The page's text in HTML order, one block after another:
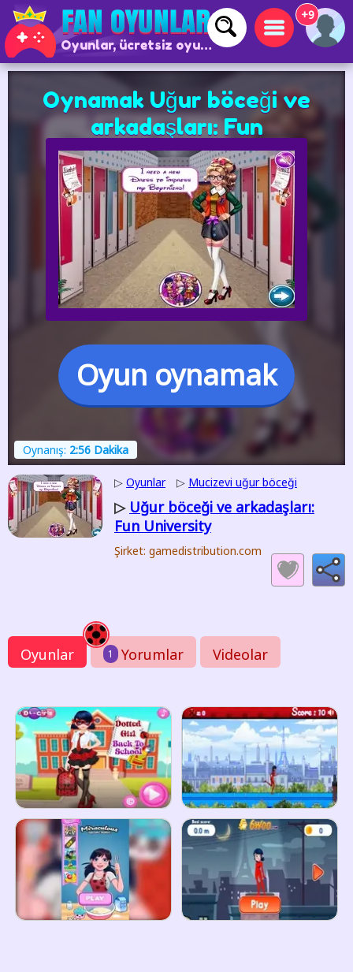
Oyunlar, ücretsiz oyunlar ve çevrimiçi oyunlar
+9
Oynamak Uğur böceği ve
arkadaşları: Fun
University
Oyun oynamak
Oynanış: 2:56 Dakika
▷ Oyunlar ▷ Mucizevi uğur böceği
▷ Uğur böceği ve arkadaşları:
Fun University
Şirket: gamedistribution.com
Oyunlar 1 Yorumlar Videolar